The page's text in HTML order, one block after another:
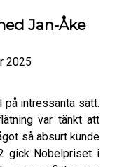
Jan-Åke
2025
på intressanta sätt.
var tänkt att
så absurt kunde
gick Nobelpriset i